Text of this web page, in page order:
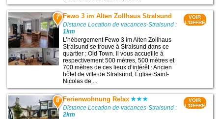
7 Fewo 3 im Alten Zollhaus Stralsund
Distance Location de vacances-Stralsund :
1km
L’hébergement Fewo 3 im Alten Zollhaus
Stralsund se trouve à Stralsund dans ce
quartier : Old Town. Il vous accueille à
respectivement 500 mètres, 500 mètres et
700 mètres de ces lieux d’intérêt : Ancien
hôtel de ville de Stralsund, Église Saint-
Nicolas de ...
VOIR
L'OFFRE
8 Ferienwohnung Relax
Distance Location de vacances-Stralsund :
2km
VOIR
L'OFFRE